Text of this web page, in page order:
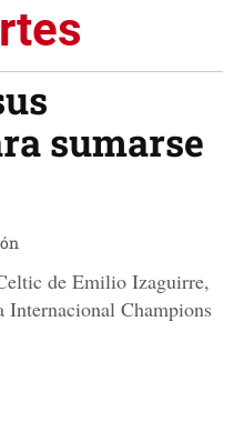
sumarse
de Emilio Izaguirre,
Champions